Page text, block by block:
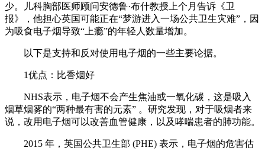
少。儿科胸部医师顾问安德鲁·布什教授上个月告诉《卫
报》，他担心英国可能正在“梦游进入一场公共卫生灾难”，因
为吸食电子烟导致“上瘾”的年轻人数量增加。
以下是支持和反对使用电子烟的一些主要论据。
1优点：比香烟好
NHS表示，电子烟不会产生焦油或一氧化碳，这是吸入
烟草烟雾的“两种最有害的元素” 。研究发现，对于吸烟者来
说，改用电子烟可以改善血管健康，以及哮喘患者的肺功能。
2015 年，英国公共卫生部 (PHE) 表示，电子烟的危害估